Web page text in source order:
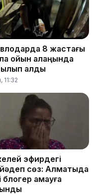
8 жастағы
ойын алаңында
қалды
11:32
эфирдегі
сөз: Алматыда
блогер қамауға